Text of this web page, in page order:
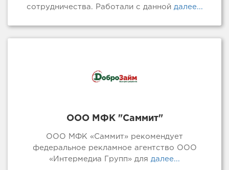
сотрудничества. Работали с даннойдалее...
ООО МФК "Саммит"
ООО МФК «Саммит» рекомендует
федеральное рекламное агентство ООО
«Интермедиа Групп» для далее...